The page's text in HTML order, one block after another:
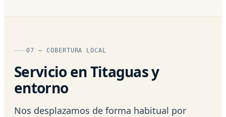
07 — COBERTURA LOCAL
Servicio en Titaguas y
entorno
Nos desplazamos de forma habitual por